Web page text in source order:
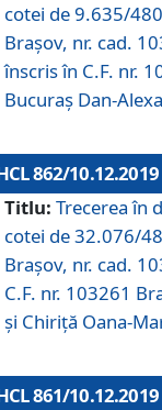
cotei de 9.635/
Brașov, nr. cad.
înscris în C.F. nr.
Bucuraș Dan-
862/10.12.2019
Titlu: Trecerea în
cotei de 32.076/
Brașov, nr. cad.
C.F. nr. 103261
și Chiriță Oana-
861/10.12.2019